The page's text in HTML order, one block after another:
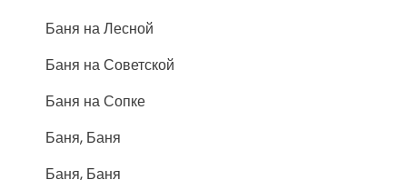
Баня на Лесной
Баня на Советской
Баня на Сопке
Баня, Баня
Баня, Баня